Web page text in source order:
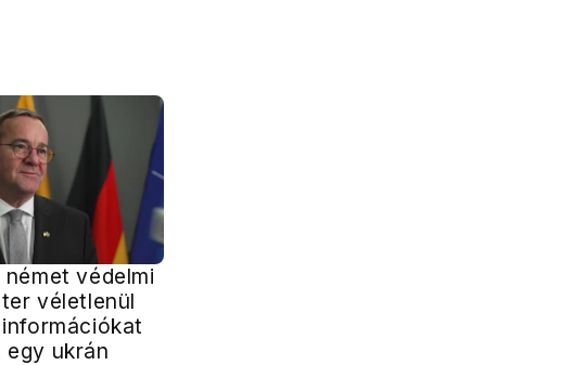
német védelmi
véletlenül
egy ukrán